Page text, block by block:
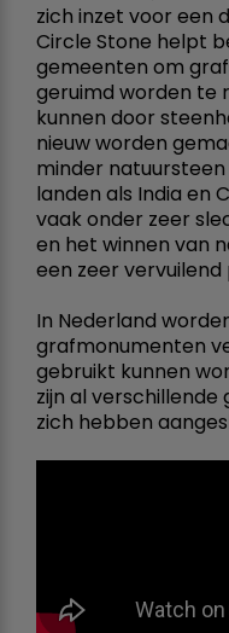
zich inzet voor een
Circle Stone helpt
gemeenten om
geruimd worden te
kunnen door
nieuw worden
minder
landen als India en
vaak onder zeer
en het winnen van
een zeer vervuilend
In Nederland
grafmonumenten
gebruikt kunnen
zijn al verschillende
zich hebben